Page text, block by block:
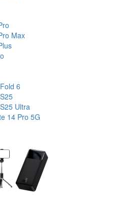
Max
6
Ultra
14 Pro 5G